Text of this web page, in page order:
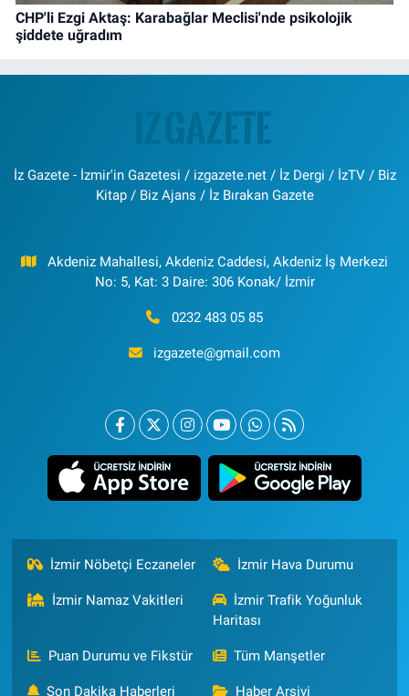
CHP'li Ezgi Aktaş: Karabağlar Meclisi'nde psikolojik
şiddete uğradım
İz Gazete - İzmir'in Gazetesi / izgazete.net / İz Dergi / İzTV / Biz
Kitap / Biz Ajans / İz Bırakan Gazete
Akdeniz Mahallesi, Akdeniz Caddesi, Akdeniz İş Merkezi
No: 5, Kat: 3 Daire: 306 Konak/ İzmir
0232 483 05 85
izgazete@gmail.com
İzmir Nöbetçi Eczaneler İzmir Hava Durumu
İzmir Namaz Vakitleri
İzmir Trafik Yoğunluk
Haritası
Puan Durumu ve Fikstür Tüm Manşetler
Son Dakika Haberleri Haber Arşivi